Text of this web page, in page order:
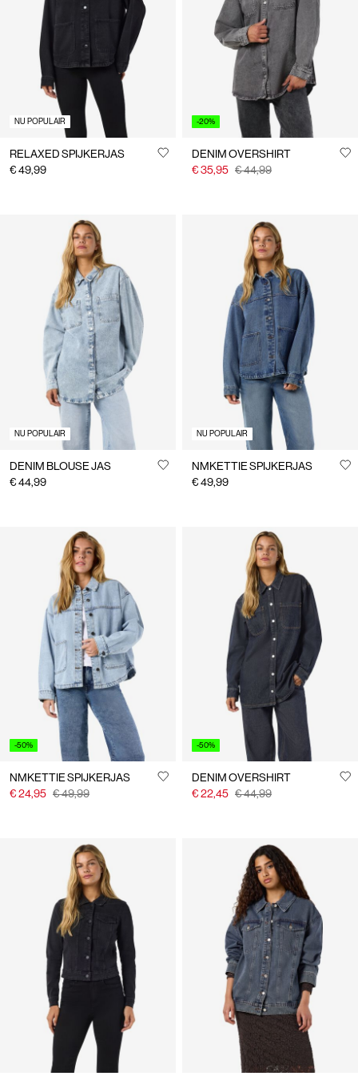
België
Nederlands
NU POPULAIR
RELAXED SPIJKERJAS
€ 49,99
-20%
DENIM OVERSHIRT
€ 35,95 € 44,99
NU POPULAIR
DENIM BLOUSE JAS
€ 44,99
NU POPULAIR
NMKETTIE SPIJKERJAS
€ 49,99
-50%
NMKETTIE SPIJKERJAS
€ 24,95 € 49,99
-50%
DENIM OVERSHIRT
€ 22,45 € 44,99